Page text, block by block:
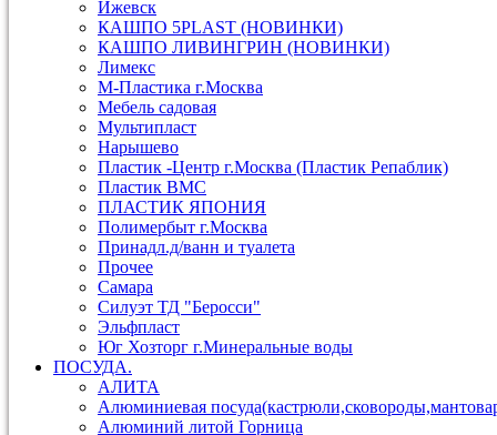
Ижевск
КАШПО 5PLAST (НОВИНКИ)
КАШПО ЛИВИНГРИН (НОВИНКИ)
Лимекс
М-Пластика г.Москва
Мебель садовая
Мультипласт
Нарышево
Пластик -Центр г.Москва (Пластик Репаблик)
Пластик ВМС
ПЛАСТИК ЯПОНИЯ
Полимербыт г.Москва
Принадл.д/ванн и туалета
Прочее
Самара
Силуэт ТД "Беросси"
Эльфпласт
Юг Хозторг г.Минеральные воды
ПОСУДА.
АЛИТА
Алюминиевая
Алюминий литой Горница